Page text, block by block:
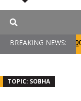
BREAKING NEWS:
സി‌എംഇഡിപി
TOPIC: SOBHA